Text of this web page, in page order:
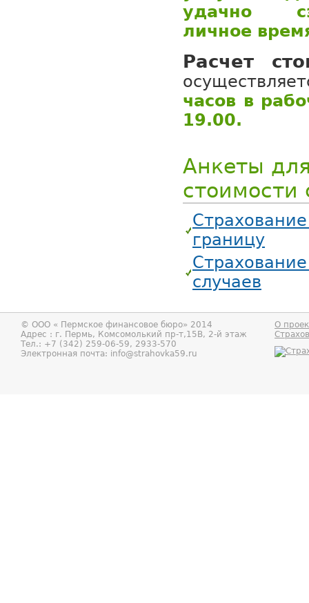
удачно
личное
Расчет
часов в
19.00.
Анкеты
стоимости
границу
случаев
© ООО « Пермское финансовое бюро» 2014
Адрес : г. Пермь, Комсомолький пр-т,15В, 2-й этаж
Тел.: +7 (342) 259-06-59, 2933-570
Электронная почта: info@strahovka59.ru
О